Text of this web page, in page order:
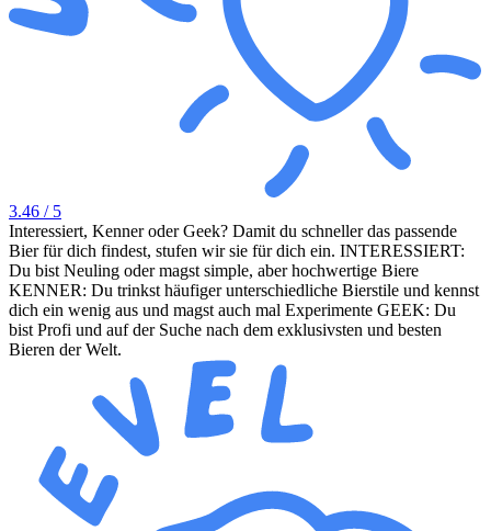
3.46 / 5
Interessiert, Kenner oder Geek? Damit du schneller das passende
Bier für dich findest, stufen wir sie für dich ein. INTERESSIERT:
Du bist Neuling oder magst simple, aber hochwertige Biere
KENNER: Du trinkst häufiger unterschiedliche Bierstile und kennst
dich ein wenig aus und magst auch mal Experimente GEEK: Du
bist Profi und auf der Suche nach dem exklusivsten und besten
Bieren der Welt.